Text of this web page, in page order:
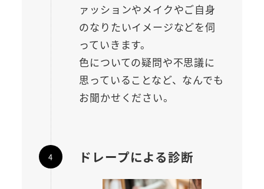
ァッションやメイクやご自身
のなりたいイメージなどを伺
っていきます。
色についての疑問や不思議に
思っていることなど、なんでも
お聞かせください。
ドレープによる診断